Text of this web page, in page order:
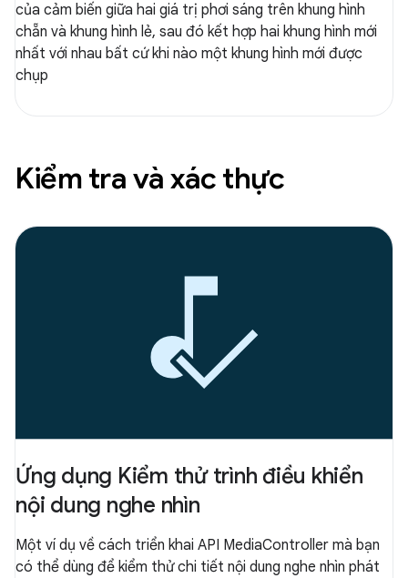
của cảm biến giữa hai giá trị phơi sáng trên khung hình
chẵn và khung hình lẻ, sau đó kết hợp hai khung hình mới
nhất với nhau bất cứ khi nào một khung hình mới được
chụp
Kiểm tra và xác thực
Ứng dụng Kiểm thử trình điều khiển
nội dung nghe nhìn
Một ví dụ về cách triển khai API MediaController mà bạn
có thể dùng để kiểm thử chi tiết nội dung nghe nhìn phát